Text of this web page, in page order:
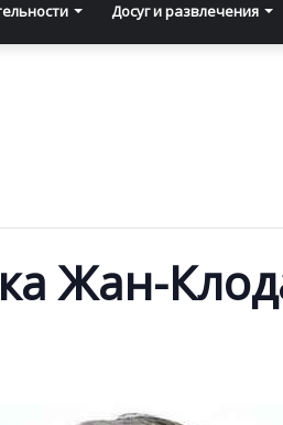
Досуг и развлечения
Жан-